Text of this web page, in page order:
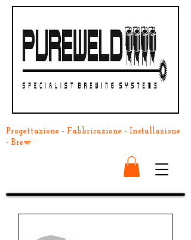
Progettazione - Fabbricazione - Installazione
- Brew